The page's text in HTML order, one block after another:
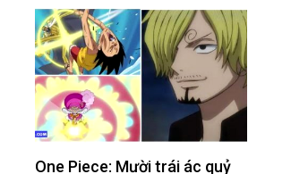
One Piece: Mười trái ác quỷ